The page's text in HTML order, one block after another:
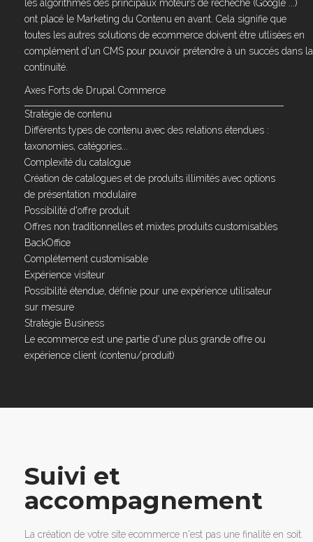
les algorithmes des principaux moteurs de recheche (Google ...)
ont placé le Marketing du Contenu en avant. Cela signifie que
toutes les autres solutions de ecommerce doivent être utlisées en
complément d'un CMS pour pouvoir prétendre à un succés dans la
continuité.
Axes Forts de Drupal Commerce
Stratégie de contenu
Différents types de contenu avec des relations étendues :
taxonomies, catégories...
Complexité du catalogue
Création de catalogues et de produits illimités avec options
de présentation modulaire
Possibilité d'offre produit
Offres non traditionnelles et mixtes produits customisables
BackOffice
Complétement customisable
Expérience visiteur
Possibilité étendue, définie pour une expérience utilisateur
sur mesure
Stratégie Business
Le ecommerce est une partie d'une plus grande offre ou
expérience client (contenu/produit)
Suivi et
accompagnement
La création de votre site ecommerce n'est pas une finalité en soit.